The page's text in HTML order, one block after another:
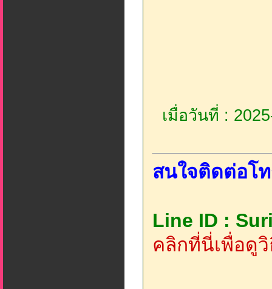
เมื่อวันที่ :
สนใจติดต่อโ
Line ID :
คลิกที่นี่เพื่อดูวิ